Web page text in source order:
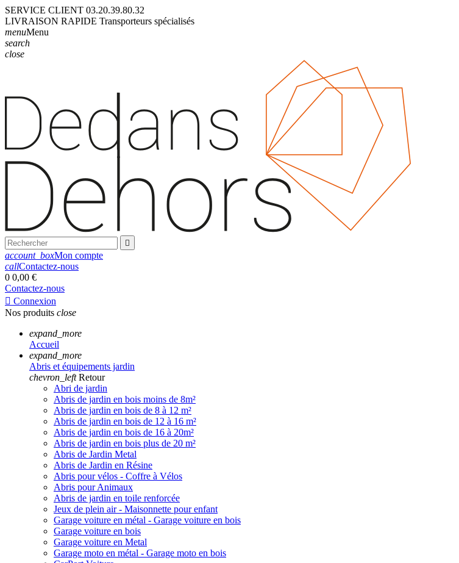
SERVICE CLIENT 03.20.39.80.32
LIVRAISON RAPIDE Transporteurs spécialisés
menuMenu
search
close

account_boxMon compte
callContactez-nous
0 0,00 €
Contactez-nous
 Connexion
Nos produits close
expand_more
Accueil
expand_more
Abris et équipements jardin
chevron_left Retour
Abri de jardin
Abris de jardin en bois moins de 8m²
Abris de jardin en bois de 8 à 12 m²
Abris de jardin en bois de 12 à 16 m²
Abris de jardin en bois de 16 à 20m²
Abris de jardin en bois plus de 20 m²
Abris de Jardin Metal
Abris de Jardin en Résine
Abris pour vélos - Coffre à Vélos
Abris pour Animaux
Abris de jardin en toile renforcée
Jeux de plein air - Maisonnette pour enfant
Garage voiture en métal - Garage voiture en bois
Garage voiture en bois
Garage voiture en Metal
Garage moto en métal - Garage moto en bois